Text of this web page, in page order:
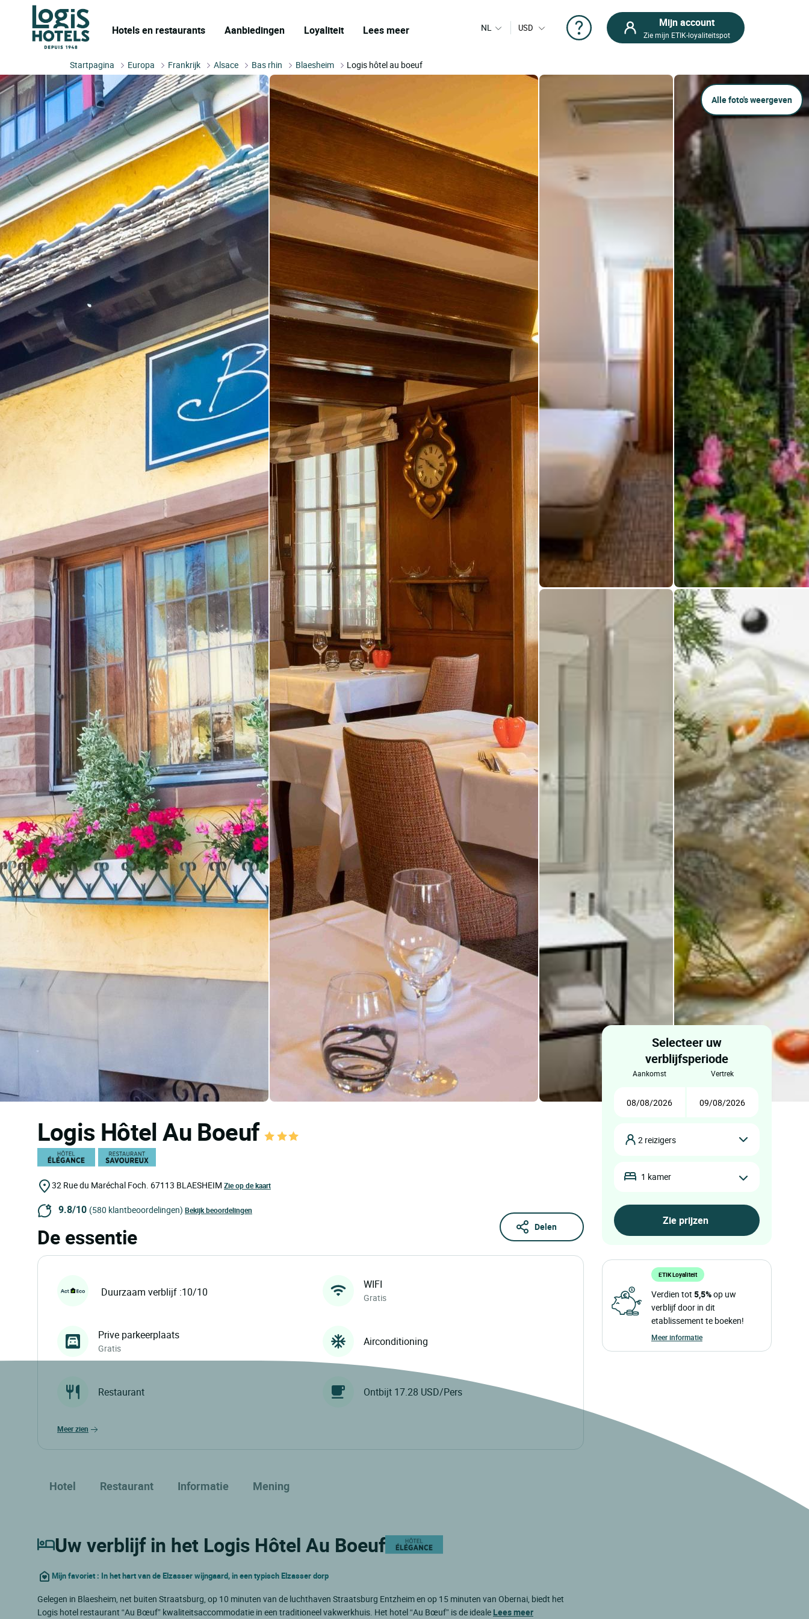
Hotels en restaurants Aanbiedingen Loyaliteit Lees meer NL USD Mijn account
Zie mijn ETIK-loyaliteitspot
Startpagina Europa Frankrijk Alsace Bas rhin Blaesheim Logis hôtel au boeuf
Alle foto's weergeven
Logis Hôtel Au Boeuf
32 Rue du Maréchal Foch. 67113 BLAESHEIM Zie op de kaart
9.8/10 (580 klantbeoordelingen) Bekijk beoordelingen
Delen
De essentie
Duurzaam verblijf :10/10
WIFI
Gratis
Prive parkeerplaats
Gratis
Airconditioning
Restaurant Ontbijt 17.28 USD/Pers
meer zien
Hotel Restaurant Informatie Mening
Uw verblijf in het Logis Hôtel Au Boeuf
Mijn favoriet : In het hart van de Elzasser wijngaard, in een typisch Elzasser dorp
Gelegen in Blaesheim, net buiten Straatsburg, op 10 minuten van de luchthaven Straatsburg Entzheim en op 15 minuten van Obernai, biedt het
Logis hotel restaurant “Au Bœuf” kwaliteitsaccommodatie in een traditioneel vakwerkhuis. Het hotel “Au Bœuf” is de ideale Lees meer
Selecteer uw
verblijfsperiode
aankomst vertrek
2 reizigers
1 kamer
ETIK Loyaliteit
Verdien tot 5,5%op uw
verblijf door in dit
etablissement te boeken!
Meer informatie